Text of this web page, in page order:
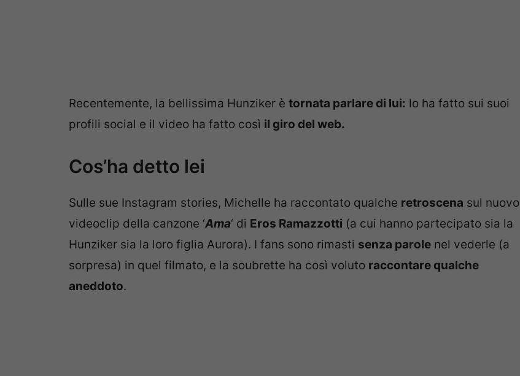
Recentemente, la bellissima Hunziker è tornata parlare di lui: lo ha fatto sui suoi
profili social e il video ha fatto così il giro del web.
Cos’ha detto lei
Sulle sue Instagram stories, Michelle ha raccontato qualche retroscena sul nuovo
videoclip della canzone ‘Ama‘ di Eros Ramazzotti (a cui hanno partecipato sia la
Hunziker sia la loro figlia Aurora). I fans sono rimasti senza parole nel vederle (a
sorpresa) in quel filmato, e la soubrette ha così voluto raccontare qualche
aneddoto.